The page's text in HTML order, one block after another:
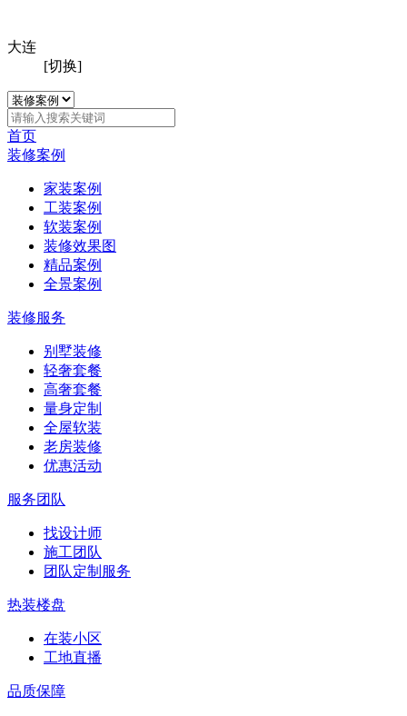
大连
[切换]
首页
装修案例
家装案例
工装案例
软装案例
装修效果图
精品案例
全景案例
装修服务
别墅装修
轻奢套餐
高奢套餐
量身定制
全屋软装
老房装修
优惠活动
服务团队
找设计师
施工团队
团队定制服务
热装楼盘
在装小区
工地直播
品质保障